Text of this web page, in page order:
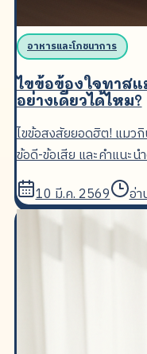
อาหารและโภชนาการ
ไขข้อข้องใจทาส
อย่างเดียวได้ไหม?
ไขข้อสงสัยยอดฮิต! แมวกิ
ข้อดี-ข้อเสีย และคำแนะ
กันเถอะ
10 มี.ค. 2569
อ่า